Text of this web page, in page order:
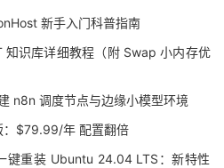
新手入门科普指南
知识库详细教程（附 Swap 小内存优
n8n 调度节点与边缘小模型环境
：$79.99/年 配置翻倍
键重装 Ubuntu 24.04 LTS：新特性